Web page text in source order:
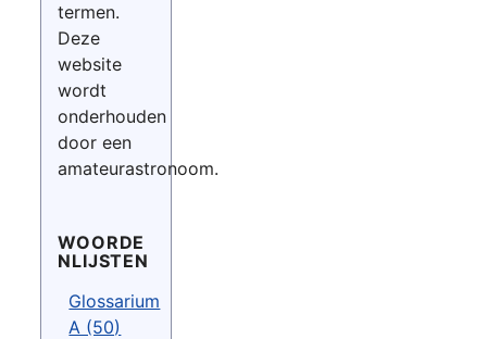
termen.
Deze
website
wordt
onderhouden
door een
amateurastronoom.
WOORDE
NLIJSTEN
Glossarium
A (50)